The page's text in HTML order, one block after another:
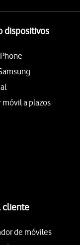
dispositivos
móvil a plazos
cliente
de móviles